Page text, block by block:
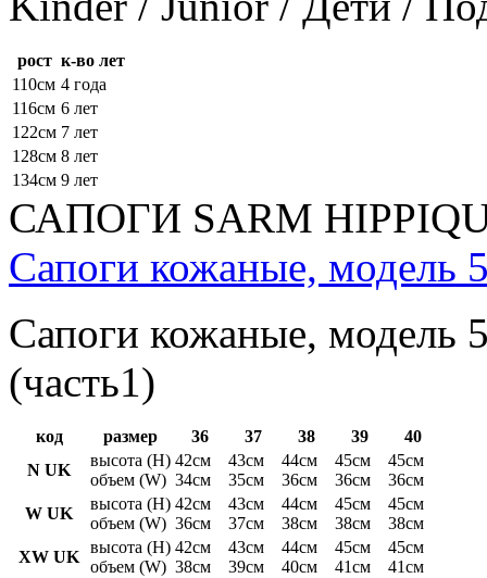
рост к-во лет
110см 4 года
116см 6 лет
122см 7 лет
128см 8 лет
134см 9 лет
САПОГИ SARM
Сапоги кожаные, модель
Сапоги кожаные, модель
(часть1)
код размер 36 37 38 39
40
N UK
высота (H)
объем (W)
42см
34см
43см
35см
44см
36см
45см
36см
45см
36см
W UK
высота (H)
объем (W)
42см
36см
43см
37см
44см
38см
45см
38см
45см
38см
XW UK
высота (H)
объем (W)
42см
38см
43см
39см
44см
40см
45см
41см
45см
41см